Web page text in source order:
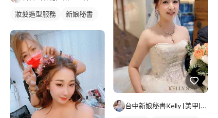
妝髮造型服務 新娘秘書
台中新娘秘書Kelly |美甲|美睫|育髮|紋綉